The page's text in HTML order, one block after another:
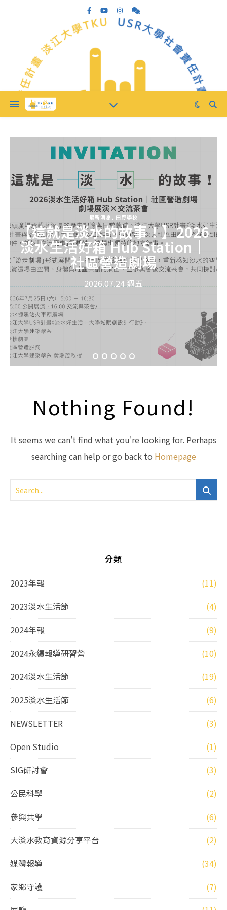
最新消息 , 田野學校
【這就是淡水的故事！】2026
淡水生活好箱 Hub Station｜
社區營造劇場
2026.07.24 週五
Nothing Found!
It seems we can't find what you're looking for. Perhaps
searching can help or go back to Homepage
分類
2023年報
(11)
2023淡水生活節
(4)
2024年報
(9)
2024永續報導研習營
(10)
2024淡水生活節
(19)
2025淡水生活節
(6)
NEWSLETTER
(3)
Open Studio
(1)
SIG研討會
(3)
公民科學
(2)
參與共學
(6)
大淡水教育資源分享平台
(2)
媒體報導
(34)
家鄉守護
(7)